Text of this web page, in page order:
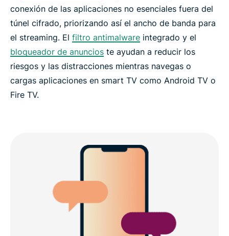
conexión de las aplicaciones no esenciales fuera del
túnel cifrado, priorizando así el ancho de banda para
el streaming. El filtro antimalware integrado y el
bloqueador de anuncios te ayudan a reducir los
riesgos y las distracciones mientras navegas o
cargas aplicaciones en smart TV como Android TV o
Fire TV.